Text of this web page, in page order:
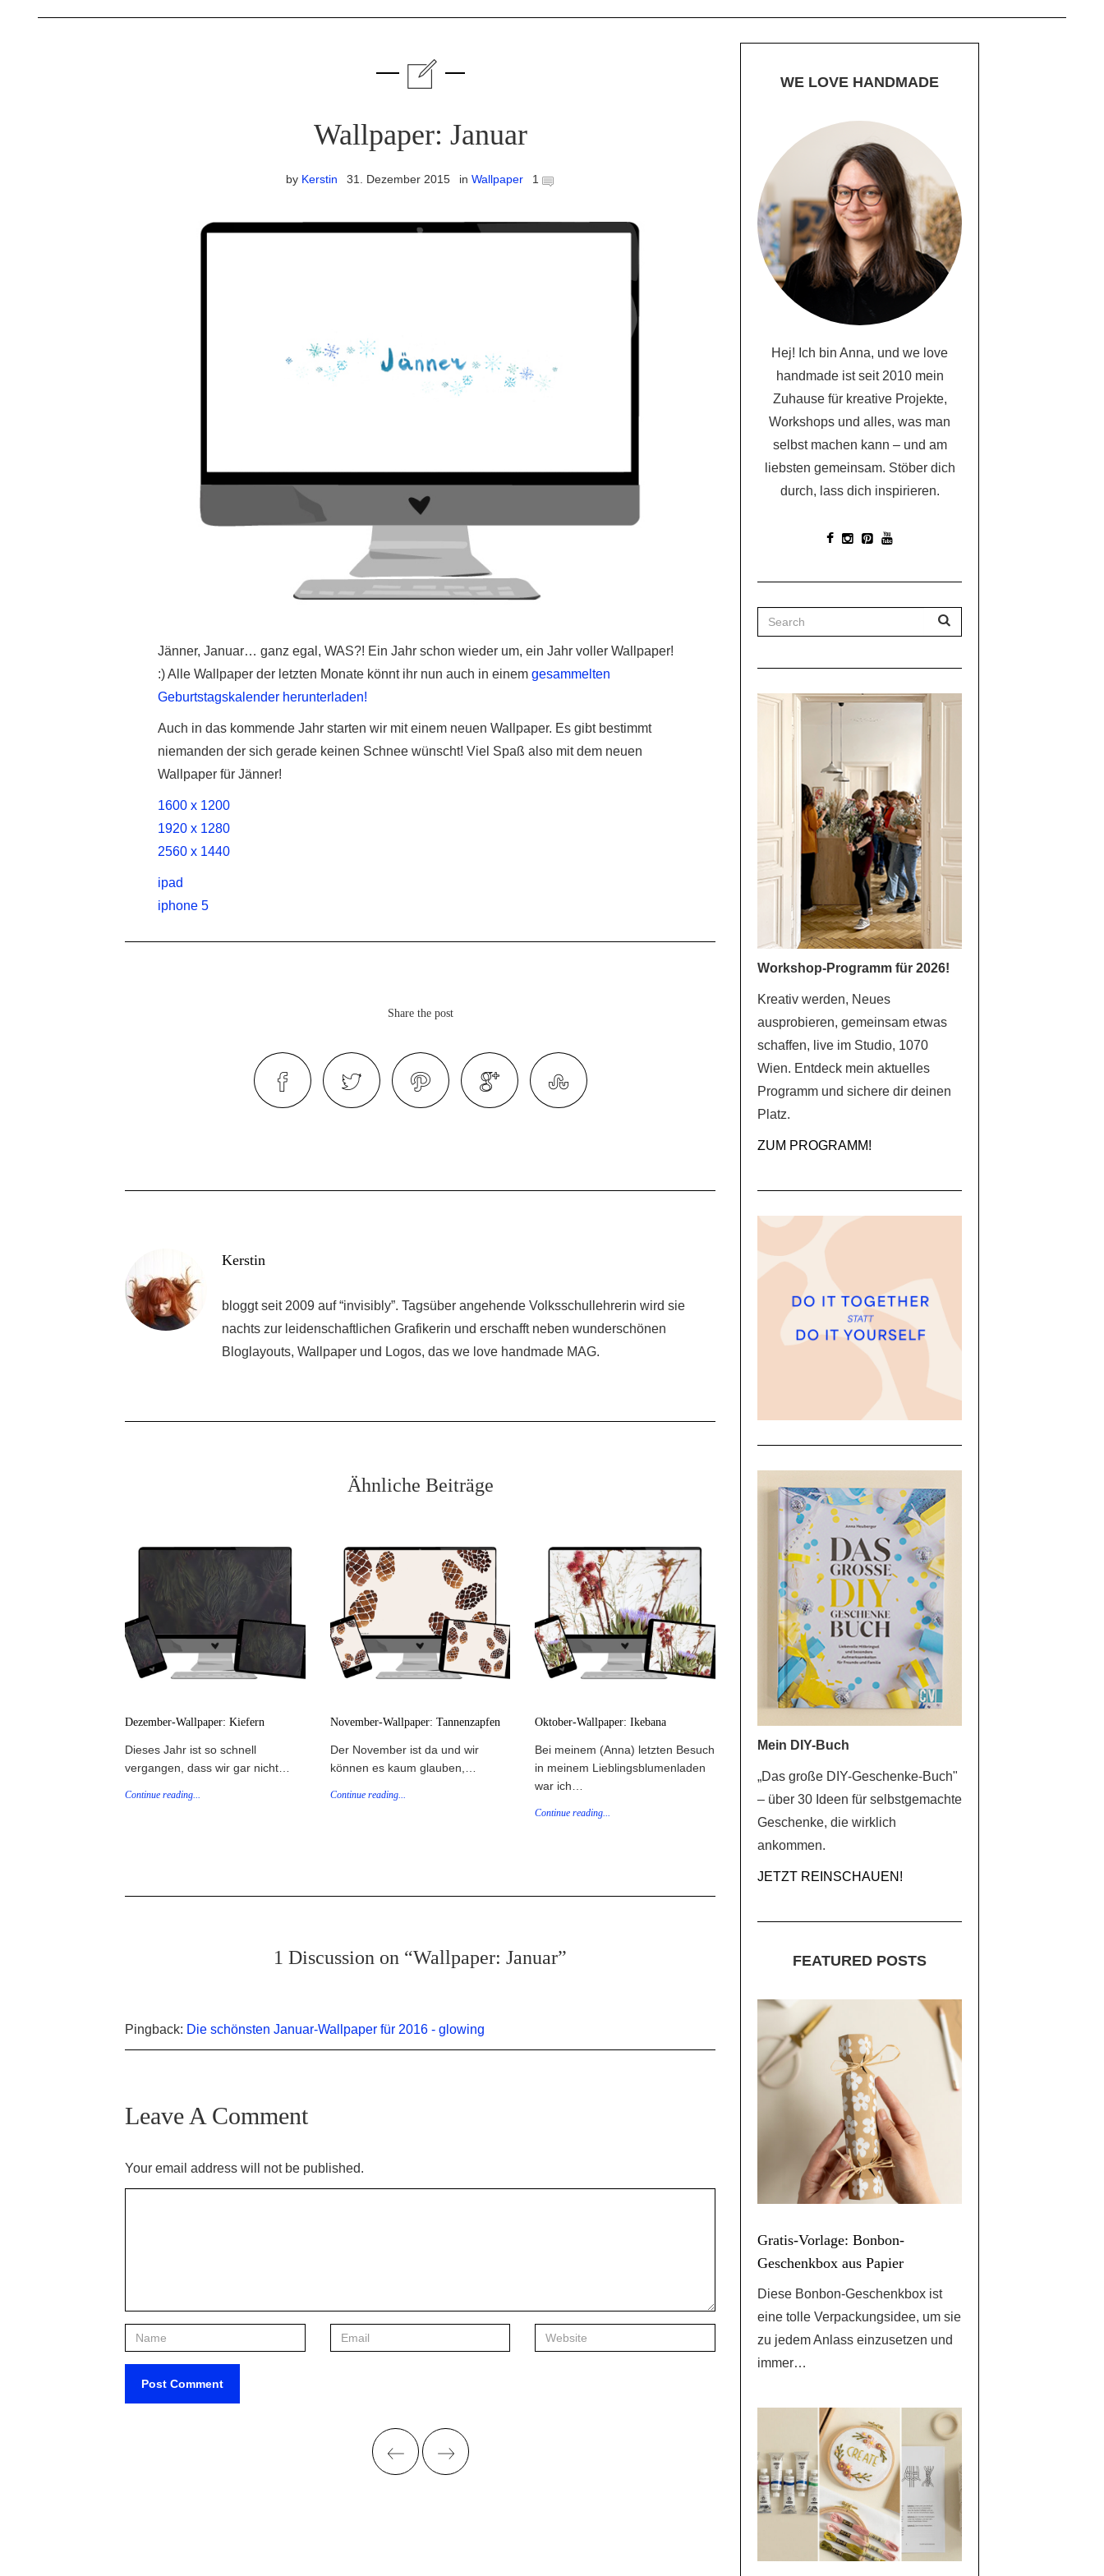
Wallpaper: Januar
by Kerstin 31. Dezember 2015 in Wallpaper 1
Jänner, Januar… ganz egal, WAS?! Ein Jahr schon wieder um, ein Jahr voller Wallpaper!
:) Alle Wallpaper der letzten Monate könnt ihr nun auch in einem gesammelten
Geburtstagskalender herunterladen!
Auch in das kommende Jahr starten wir mit einem neuen Wallpaper. Es gibt bestimmt
niemanden der sich gerade keinen Schnee wünscht! Viel Spaß also mit dem neuen
Wallpaper für Jänner!
1600 x 1200
1920 x 1280
2560 x 1440
ipad
iphone 5
Share the post
Kerstin
bloggt seit 2009 auf “invisibly”. Tagsüber angehende Volksschullehrerin wird sie
nachts zur leidenschaftlichen Grafikerin und erschafft neben wunderschönen
Bloglayouts, Wallpaper und Logos, das we love handmade MAG.
Ähnliche Beiträge
Dezember-Wallpaper: Kiefern
Dieses Jahr ist so schnell
vergangen, dass wir gar nicht…
Continue reading...
November-Wallpaper: Tannenzapfen
Der November ist da und wir
können es kaum glauben,…
Continue reading...
Oktober-Wallpaper: Ikebana
Bei meinem (Anna) letzten Besuch
in meinem Lieblingsblumenladen
war ich…
Continue reading...
1 Discussion on “Wallpaper: Januar”
Pingback: Die schönsten Januar-Wallpaper für 2016 - glowing
Leave A Comment
Your email address will not be published.
WE LOVE HANDMADE
Hej! Ich bin Anna, und we love
handmade ist seit 2010 mein
Zuhause für kreative Projekte,
Workshops und alles, was man
selbst machen kann – und am
liebsten gemeinsam. Stöber dich
durch, lass dich inspirieren.
Workshop-Programm für 2026!
Kreativ werden, Neues
ausprobieren, gemeinsam etwas
schaffen, live im Studio, 1070
Wien. Entdeck mein aktuelles
Programm und sichere dir deinen
Platz.
ZUM PROGRAMM!
Mein DIY-Buch
„Das große DIY-Geschenke-Buch"
– über 30 Ideen für selbstgemachte
Geschenke, die wirklich
ankommen.
JETZT REINSCHAUEN!
FEATURED POSTS
Gratis-Vorlage: Bonbon-
Geschenkbox aus Papier
Diese Bonbon-Geschenkbox ist
eine tolle Verpackungsidee, um sie
zu jedem Anlass einzusetzen und
immer…